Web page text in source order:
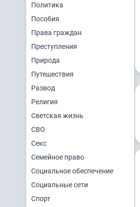
Политика
Пособия
Права граждан
Преступления
Природа
Путешествия
Развод
Религия
Светская жизнь
СВО
Секс
Семейное право
Социальное обеспечение
Социальные сети
Спорт